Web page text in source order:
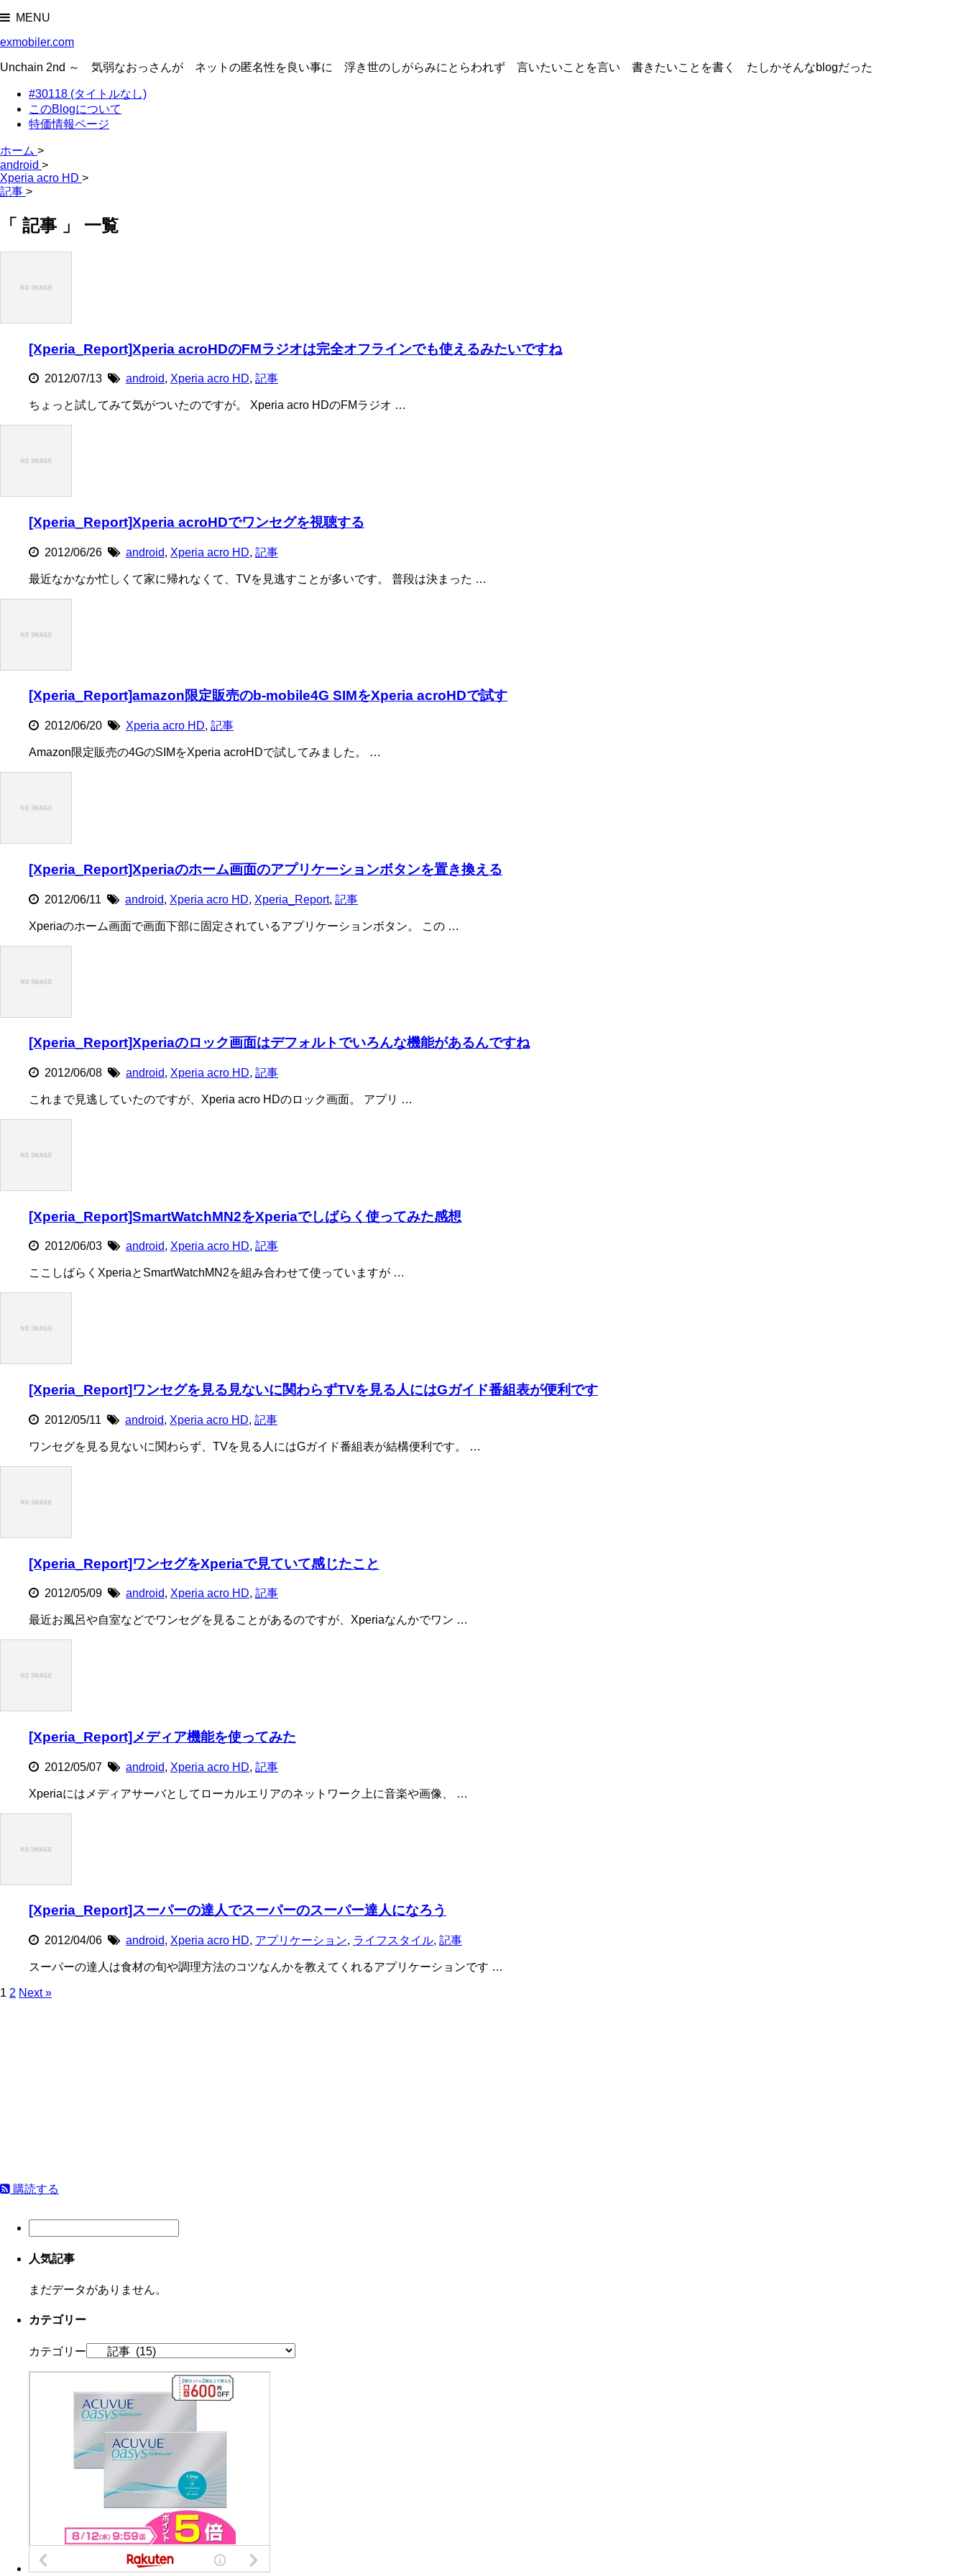
MENU
exmobiler.com
Unchain 2nd ～ 気弱なおっさんが ネットの匿名性を良い事に 浮き世のしがらみにとらわれず 言いたいことを言い 書きたいことを書く たしかそんなblogだった
#30118 (タイトルなし)
このBlogについて
特価情報ページ
ホーム >
android >
Xperia acro HD >
記事 >
「 記事 」 一覧
[Xperia_Report]Xperia acroHDのFMラジオは完全オフラインでも使えるみたいですね
2012/07/13 android, Xperia acro HD, 記事
ちょっと試してみて気がついたのですが。 Xperia acro HDのFMラジオ …
[Xperia_Report]Xperia acroHDでワンセグを視聴する
2012/06/26 android, Xperia acro HD, 記事
最近なかなか忙しくて家に帰れなくて、TVを見逃すことが多いです。 普段は決まった …
[Xperia_Report]amazon限定販売のb-mobile4G SIMをXperia acroHDで試す
2012/06/20 Xperia acro HD, 記事
Amazon限定販売の4GのSIMをXperia acroHDで試してみました。 …
[Xperia_Report]Xperiaのホーム画面のアプリケーションボタンを置き換える
2012/06/11 android, Xperia acro HD, Xperia_Report, 記事
Xperiaのホーム画面で画面下部に固定されているアプリケーションボタン。 この …
[Xperia_Report]Xperiaのロック画面はデフォルトでいろんな機能があるんですね
2012/06/08 android, Xperia acro HD, 記事
これまで見逃していたのですが、Xperia acro HDのロック画面。 アプリ …
[Xperia_Report]SmartWatchMN2をXperiaでしばらく使ってみた感想
2012/06/03 android, Xperia acro HD, 記事
ここしばらくXperiaとSmartWatchMN2を組み合わせて使っていますが …
[Xperia_Report]ワンセグを見る見ないに関わらずTVを見る人にはGガイド番組表が便利です
2012/05/11 android, Xperia acro HD, 記事
ワンセグを見る見ないに関わらず、TVを見る人にはGガイド番組表が結構便利です。 …
[Xperia_Report]ワンセグをXperiaで見ていて感じたこと
2012/05/09 android, Xperia acro HD, 記事
最近お風呂や自室などでワンセグを見ることがあるのですが、Xperiaなんかでワン …
[Xperia_Report]メディア機能を使ってみた
2012/05/07 android, Xperia acro HD, 記事
Xperiaにはメディアサーバとしてローカルエリアのネットワーク上に音楽や画像、 …
[Xperia_Report]スーパーの達人でスーパーのスーパー達人になろう
2012/04/06 android, Xperia acro HD, アプリケーション, ライフスタイル, 記事
スーパーの達人は食材の旬や調理方法のコツなんかを教えてくれるアプリケーションです …
1 2 Next »
購読する
人気記事
まだデータがありません。
カテゴリー
カテゴリー